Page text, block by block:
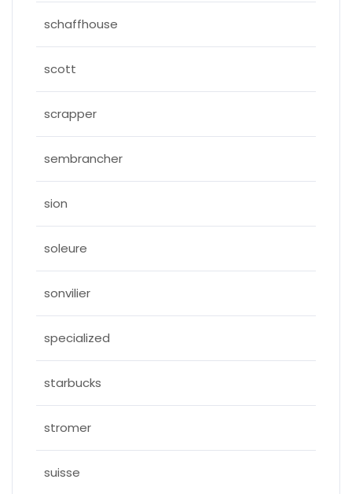
schaffhouse
scott
scrapper
sembrancher
sion
soleure
sonvilier
specialized
starbucks
stromer
suisse